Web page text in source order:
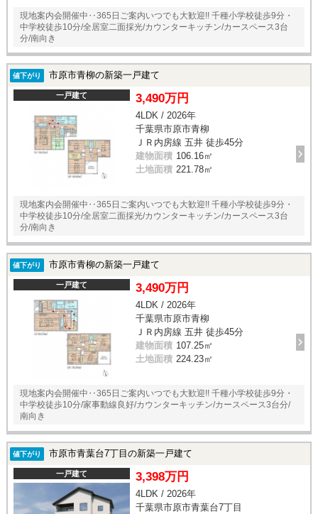
現地案内会開催中‥365日ご案内いつでも大歓迎!! 千種小学校徒歩9分・
中学校徒歩10分/全居室二面採光/カウンターキッチン/カースペース3台
分/南向き
値下がり 市原市青柳の新築一戸建て
一戸建て 3,490万円
4LDK / 2026年
千葉県市原市青柳
ＪＲ内房線 五井 徒歩45分
建物面積 106.16㎡
土地面積 221.78㎡
現地案内会開催中‥365日ご案内いつでも大歓迎!! 千種小学校徒歩9分・
中学校徒歩10分/全居室二面採光/カウンターキッチン/カースペース3台
分/南向き
値下がり 市原市青柳の新築一戸建て
一戸建て 3,490万円
4LDK / 2026年
千葉県市原市青柳
ＪＲ内房線 五井 徒歩45分
建物面積 107.25㎡
土地面積 224.23㎡
現地案内会開催中‥365日ご案内いつでも大歓迎!! 千種小学校徒歩9分・
中学校徒歩10分/家事動線良好/カウンターキッチン/カースペース3台分/
南向き
値下がり 市原市青葉台7丁目の新築一戸建て
一戸建て 3,398万円
4LDK / 2026年
千葉県市原市青葉台7丁目